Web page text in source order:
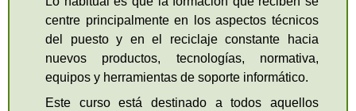
centre principalmente en los aspectos técnicos
del puesto y en el reciclaje constante hacia
nuevos productos, tecnologías, normativa,
equipos y herramientas de soporte informático.
Este curso está destinado a todos aquellos
Evento comercial:
Webinar o
jornada informativa promovido
por una entidad comercial para
exponer sus productos o
novedades del mercado. Este
evento será gratuito para los